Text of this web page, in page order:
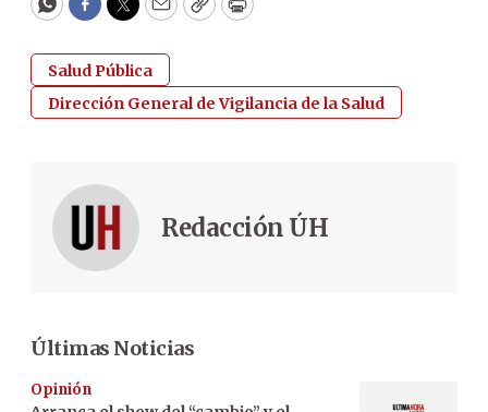
WhatsApp
Facebook
Twitter
EmailCopyPrint
Salud Pública
Dirección General de Vigilancia de la Salud
Redacción ÚH
Últimas Noticias
Opinión